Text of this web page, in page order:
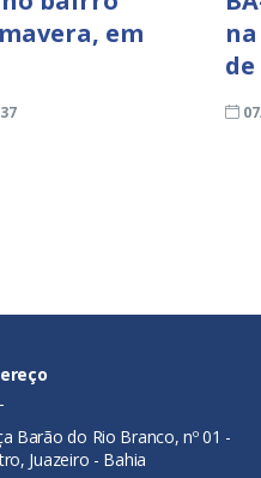
em
Barão do Rio Branco, nº 01 -
Juazeiro - Bahia